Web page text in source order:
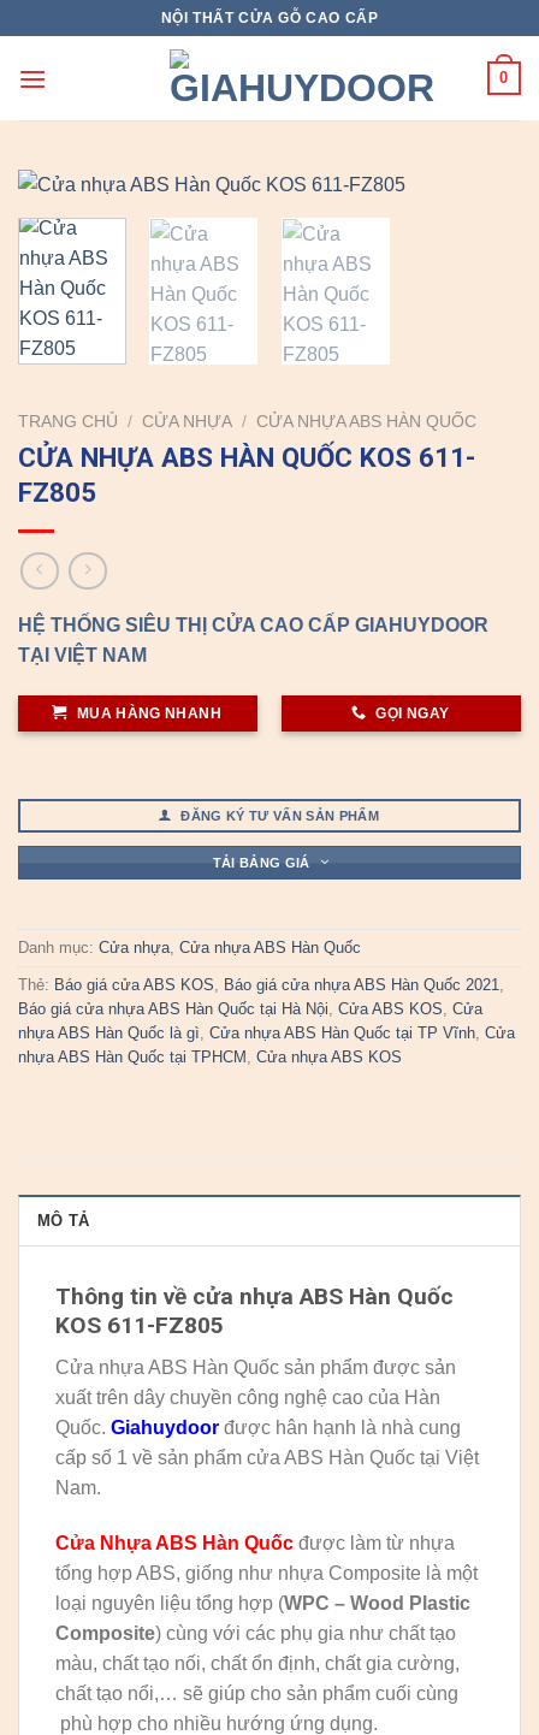
content
NỘI THẤT CỬA GỖ CAO CẤP
0
TRANG CHỦ / CỬA NHỰA / CỬA NHỰA ABS HÀN QUỐC
CỬA NHỰA ABS HÀN QUỐC KOS 611-
FZ805
HỆ THỐNG SIÊU THỊ CỬA CAO CẤP GIAHUYDOOR
TẠI VIỆT NAM
MUA HÀNG NHANH GỌI NGAY
ĐĂNG KÝ TƯ VẤN SẢN PHẨM
TẢI BẢNG GIÁ
Danh mục: Cửa nhựa, Cửa nhựa ABS Hàn Quốc
Thẻ: Báo giá cửa ABS KOS, Báo giá cửa nhựa ABS Hàn Quốc 2021,
Báo giá cửa nhựa ABS Hàn Quốc tại Hà Nội, Cửa ABS KOS, Cửa
nhựa ABS Hàn Quốc là gì, Cửa nhựa ABS Hàn Quốc tại TP Vĩnh, Cửa
nhựa ABS Hàn Quốc tại TPHCM , Cửa nhựa ABS KOS
MÔ TẢ
Thông tin về cửa nhựa ABS Hàn Quốc
KOS 611-FZ805
Cửa nhựa ABS Hàn Quốc sản phẩm được sản
xuất trên dây chuyền công nghệ cao của Hàn
Quốc. Giahuydoor được hân hạnh là nhà cung
cấp số 1 về sản phẩm cửa ABS Hàn Quốc tại Việt
Nam.
Cửa Nhựa ABS Hàn Quốc được làm từ nhựa
tổng hợp ABS, giống như nhựa Composite là một
loại nguyên liệu tổng hợp (WPC – Wood Plastic
Composite) cùng với các phụ gia như chất tạo
màu, chất tạo nối, chất ổn định, chất gia cường,
chất tạo nổi,… sẽ giúp cho sản phẩm cuối cùng
phù hợp cho nhiều hướng ứng dụng.